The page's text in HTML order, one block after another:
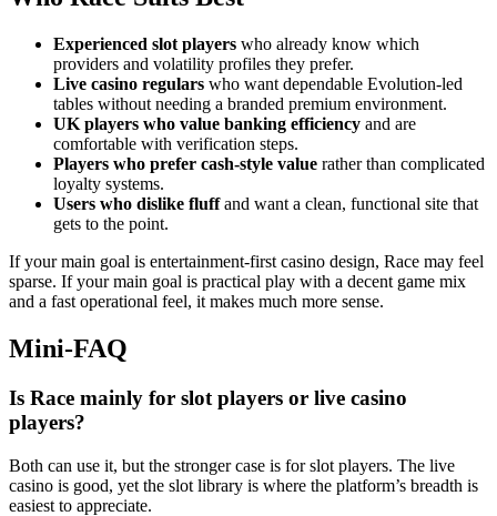
Experienced slot players who already know which
providers and volatility profiles they prefer.
Live casino regulars who want dependable Evolution-led
tables without needing a branded premium environment.
UK players who value banking efficiency and are
comfortable with verification steps.
Players who prefer cash-style value rather than complicated
loyalty systems.
Users who dislike fluffand want a clean, functional site that
gets to the point.
If your main goal is entertainment-first casino design, Race may feel
sparse. If your main goal is practical play with a decent game mix
and a fast operational feel, it makes much more sense.
Mini-FAQ
Is Race mainly for slot players or live casino
players?
Both can use it, but the stronger case is for slot players. The live
casino is good, yet the slot library is where the platform’s breadth is
easiest to appreciate.